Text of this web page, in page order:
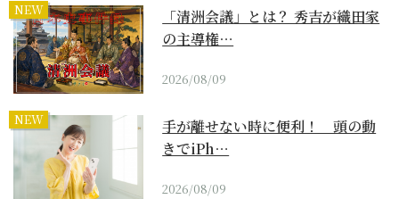
NEW
「清洲会議」とは？ 秀吉が織田家
の主導権…
2026/08/09
NEW
手が離せない時に便利！ 頭の動
きでiPh…
2026/08/09